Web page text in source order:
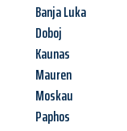
Banja Luka
Doboj
Kaunas
Mauren
Moskau
Paphos